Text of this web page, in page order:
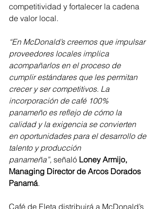
competitividad y fortalecer la cadena
de valor local.
“En McDonald’s creemos que impulsar
proveedores locales implica
acompañarlos en el proceso de
cumplir estándares que les permitan
crecer y ser competitivos. La
incorporación de café 100%
panameño es reflejo de cómo la
calidad y la exigencia se convierten
en oportunidades para el desarrollo de
talento y producción
panameña”, señaló Loney Armijo,
Managing Director de Arcos Dorados
Panamá.
Café de Eleta distribuirá a McDonald’s